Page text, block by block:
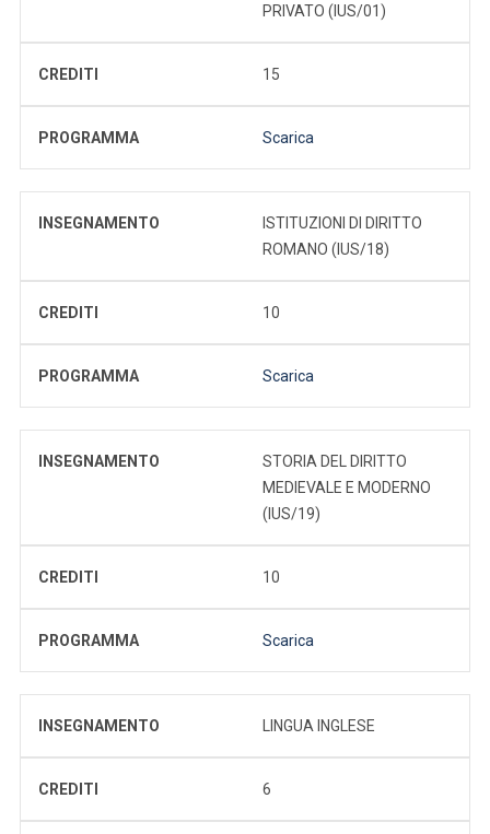
PRIVATO (IUS/01)
CREDITI 15
PROGRAMMA Scarica
INSEGNAMENTO
ISTITUZIONI DI DIRITTO
ROMANO (IUS/18)
CREDITI 10
PROGRAMMA Scarica
INSEGNAMENTO
STORIA DEL DIRITTO
MEDIEVALE E MODERNO
(IUS/19)
CREDITI 10
PROGRAMMA Scarica
INSEGNAMENTO LINGUA INGLESE
CREDITI 6